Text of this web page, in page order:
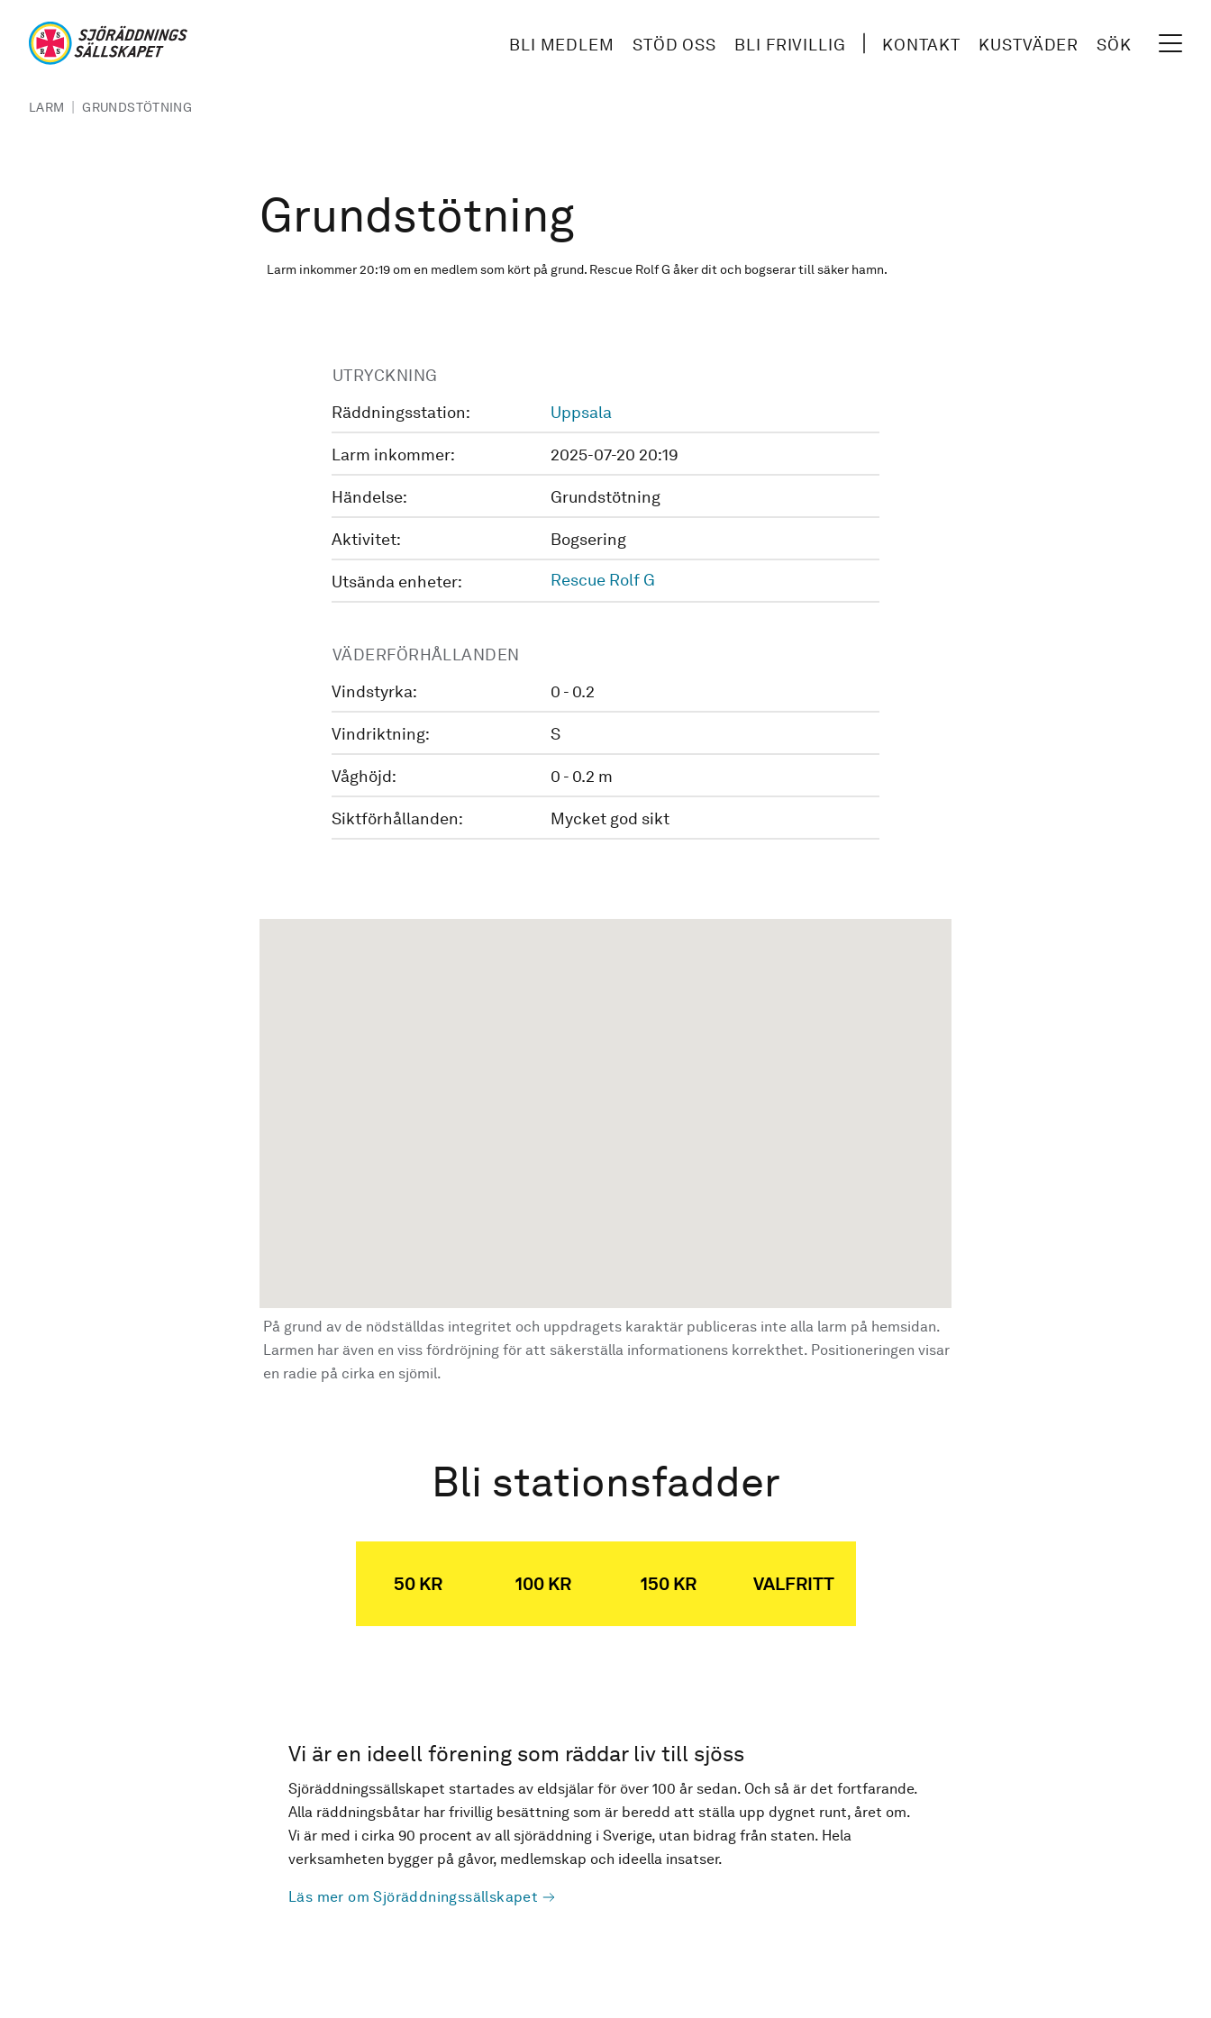
BLI MEDLEM STÖD OSS BLI FRIVILLIG KONTAKT KUSTVÄDER SÖK
LARM | GRUNDSTÖTNING
Grundstötning
Larm inkommer 20:19 om en medlem som kört på grund. Rescue Rolf G åker dit och bogserar till säker hamn.
UTRYCKNING
Räddningsstation:
Uppsala
Larm inkommer: 2025-07-20 20:19
Händelse: Grundstötning
Aktivitet: Bogsering
Utsända enheter: Rescue Rolf G
VÄDERFÖRHÅLLANDEN
Vindstyrka:
0 - 0.2
Vindriktning: S
Våghöjd: 0 - 0.2 m
Siktförhållanden: Mycket god sikt
På grund av de nödställdas integritet och uppdragets karaktär publiceras inte alla larm på hemsidan.
Larmen har även en viss fördröjning för att säkerställa informationens korrekthet. Positioneringen visar
en radie på cirka en sjömil.
Bli stationsfadder
50 KR 100 KR 150 KR VALFRITT
Vi är en ideell förening som räddar liv till sjöss
Sjöräddningssällskapet startades av eldsjälar för över 100 år sedan. Och så är det fortfarande.
Alla räddningsbåtar har frivillig besättning som är beredd att ställa upp dygnet runt, året om.
Vi är med i cirka 90 procent av all sjöräddning i Sverige, utan bidrag från staten. Hela
verksamheten bygger på gåvor, medlemskap och ideella insatser.
Läs mer om Sjöräddningssällskapet